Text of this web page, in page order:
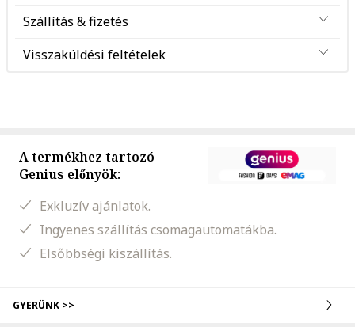
Szállítás & fizetés
Visszaküldési feltételek
A termékhez tartozó
Genius előnyök:
Exkluzív ajánlatok.
Ingyenes szállítás csomagautomatákba.
Elsőbbségi kiszállítás.
GYERÜNK >>